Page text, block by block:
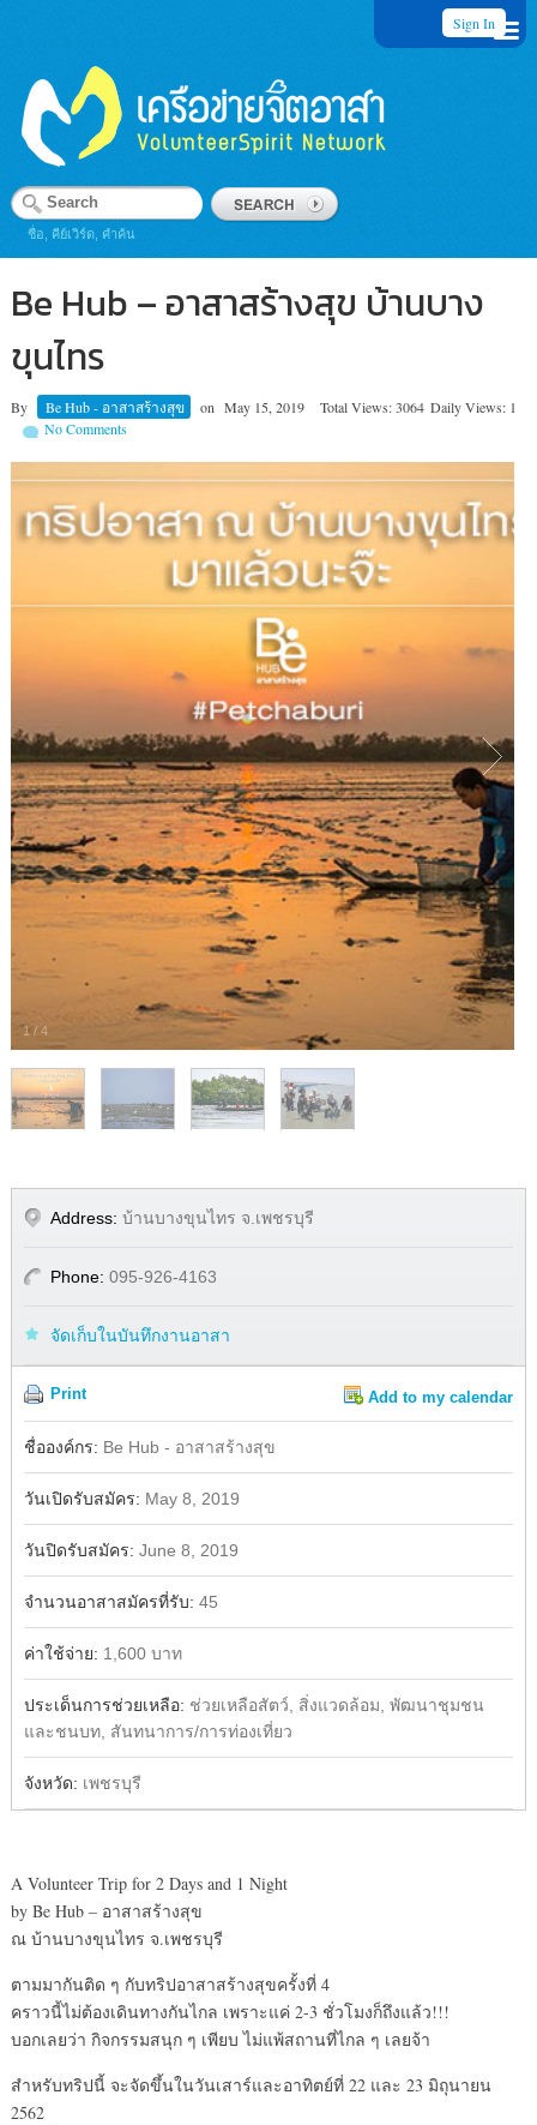
Sign In
ชื่อ, คีย์เวิร์ด, คำค้น
Be Hub – อาสาสร้างสุข บ้านบาง
ขุนไทร
By Be Hub - อาสาสร้างสุข on May 15, 2019 Total Views: 3064 Daily Views: 1
No Comments
1/ 4
Address: บ้านบางขุนไทร จ.เพชรบุรี
Phone: 095-926-4163
จัดเก็บในบันทึกงานอาสา
Print Add to my calendar
Facebook
ชื่อองค์กร: Be Hub - อาสาสร้างสุข
วันเปิดรับสมัคร: May 8, 2019
วันปิดรับสมัคร: June 8, 2019
จำนวนอาสาสมัครที่รับ: 45
ค่าใช้จ่าย: 1,600 บาท
ประเด็นการช่วยเหลือ: ช่วยเหลือสัตว์, สิ่งแวดล้อม, พัฒนาชุมชน
และชนบท, สันทนาการ/การท่องเที่ยว
จังหวัด: เพชรบุรี
A Volunteer Trip for 2 Days and 1 Night
by Be Hub – อาสาสร้างสุข
ณ บ้านบางขุนไทร จ.เพชรบุรี
ตามมากันติด ๆ กับทริปอาสาสร้างสุขครั้งที่ 4
คราวนี้ไม่ต้องเดินทางกันไกล เพราะแค่ 2-3 ชั่วโมงก็ถึงแล้ว!!!
บอกเลยว่า กิจกรรมสนุก ๆ เพียบ ไม่แพ้สถานที่ไกล ๆ เลยจ้า
สำหรับทริปนี้ จะจัดขึ้นในวันเสาร์และอาทิตย์ที่ 22 และ 23 มิถุนายน
2562